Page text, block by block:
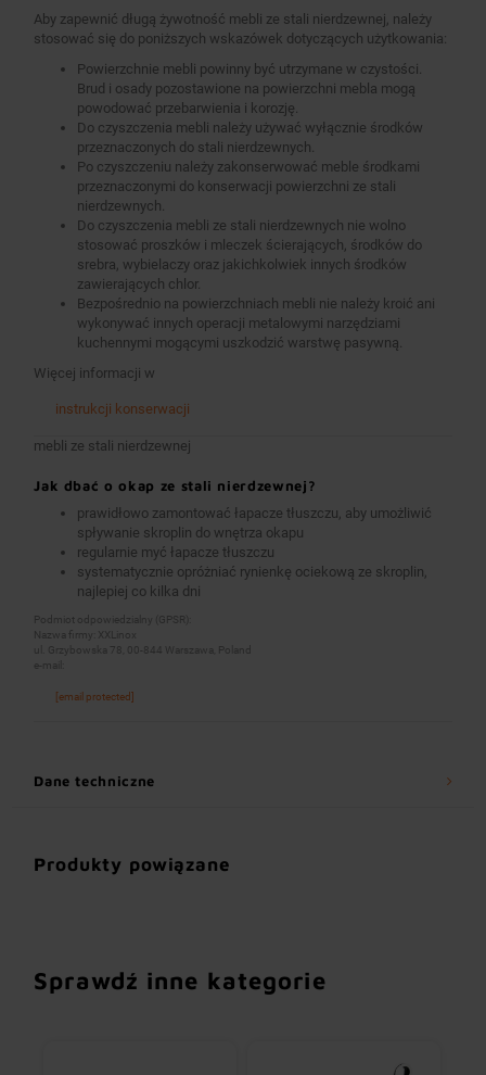
Aby zapewnić długą żywotność mebli ze stali nierdzewnej, należy
stosować się do poniższych wskazówek dotyczących użytkowania:
Powierzchnie mebli powinny być utrzymane w czystości.
Brud i osady pozostawione na powierzchni mebla mogą
powodować przebarwienia i korozję.
Do czyszczenia mebli należy używać wyłącznie środków
przeznaczonych do stali nierdzewnych.
Po czyszczeniu należy zakonserwować meble środkami
przeznaczonymi do konserwacji powierzchni ze stali
nierdzewnych.
Do czyszczenia mebli ze stali nierdzewnych nie wolno
stosować proszków i mleczek ścierających, środków do
srebra, wybielaczy oraz jakichkolwiek innych środków
zawierających chlor.
Bezpośrednio na powierzchniach mebli nie należy kroić ani
wykonywać innych operacji metalowymi narzędziami
kuchennymi mogącymi uszkodzić warstwę pasywną.
Więcej informacji w
instrukcji konserwacji
mebli ze stali nierdzewnej
Jak dbać o okap ze stali nierdzewnej?
prawidłowo zamontować łapacze tłuszczu, aby umożliwić
spływanie skroplin do wnętrza okapu
regularnie myć łapacze tłuszczu
systematycznie opróżniać rynienkę ociekową ze skroplin,
najlepiej co kilka dni
Podmiot odpowiedzialny (GPSR):
Nazwa firmy: XXLinox
ul. Grzybowska 78, 00-844 Warszawa, Poland
e-mail:
[email protected]
Dane techniczne
Produkty powiązane
Sprawdź inne kategorie